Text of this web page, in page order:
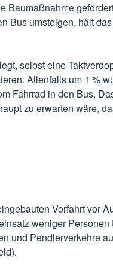
Baumaßnahme
Bus umsteigen, hält
selbst eine
Allenfalls um 1 %
Fahrrad in den Bus.
zu erwarten wäre,
Vorfahrt vor
weniger Personen
und Pendlerverkehre